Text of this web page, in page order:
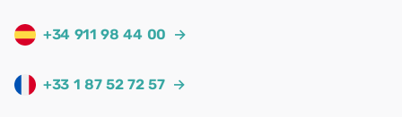
+34 911 98 44 00 →
+33 1 87 52 72 57 →